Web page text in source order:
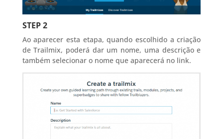
STEP 2
Ao aparecer esta etapa, quando escolhido a criação
de Trailmix, poderá dar um nome, uma descrição e
também selecionar o nome que aparecerá no link.